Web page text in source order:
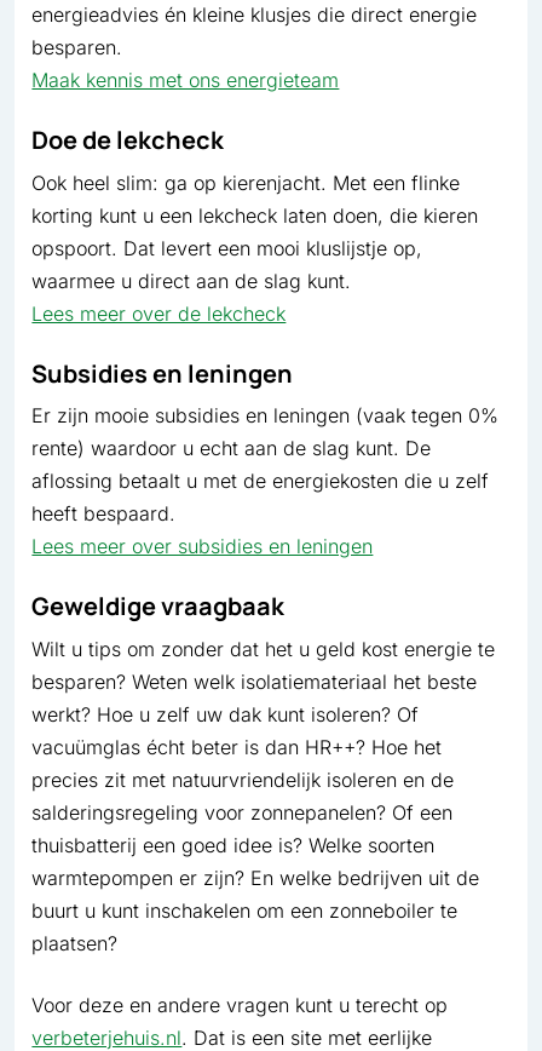
energieadvies én kleine klusjes die direct energie
besparen.
Maak kennis met ons energieteam
Doe de lekcheck
Ook heel slim: ga op kierenjacht. Met een flinke
korting kunt u een lekcheck laten doen, die kieren
opspoort. Dat levert een mooi kluslijstje op,
waarmee u direct aan de slag kunt.
Lees meer over de lekcheck
Subsidies en leningen
Er zijn mooie subsidies en leningen (vaak tegen 0%
rente) waardoor u echt aan de slag kunt. De
aflossing betaalt u met de energiekosten die u zelf
heeft bespaard.
Lees meer over subsidies en leningen
Geweldige vraagbaak
Wilt u tips om zonder dat het u geld kost energie te
besparen? Weten welk isolatiemateriaal het beste
werkt? Hoe u zelf uw dak kunt isoleren? Of
vacuümglas écht beter is dan HR++? Hoe het
precies zit met natuurvriendelijk isoleren en de
salderingsregeling voor zonnepanelen? Of een
thuisbatterij een goed idee is? Welke soorten
warmtepompen er zijn? En welke bedrijven uit de
buurt u kunt inschakelen om een zonneboiler te
plaatsen?
Voor deze en andere vragen kunt u terecht op
verbeterjehuis.nl. Dat is een site met eerlijke